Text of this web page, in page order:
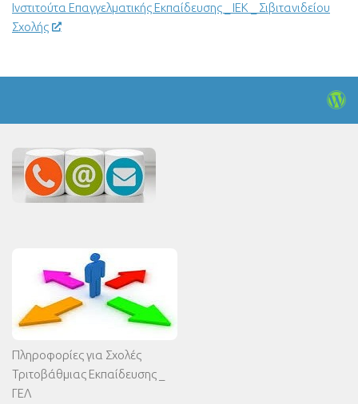
Ινστιτούτα Επαγγελματικής Εκπαίδευσης _ ΙΕΚ _ Σιβιτανιδείου
Σχολής
Πληροφορίες για Σχολές
Τριτοβάθμιας Εκπαίδευσης _
ΓΕΛ